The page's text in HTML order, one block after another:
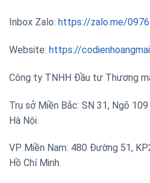
Inbox Zalo: https://zalo.me/
Website: https://
Công ty TNHH Đầu tư Thương
Trụ sở Miền Bắc: SN 31, Ngõ
Hà Nội.
VP Miền Nam: 480 Đường 51,
Hồ Chí Minh.